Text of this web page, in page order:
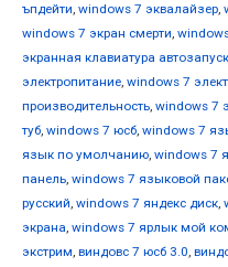
ъпдейти, windows 7 эквалайзер,
windows 7 экран смерти,
экранная клавиатура автозапуск
электропитание, windows 7
производительность, windows 7
туб, windows 7 юсб, windows 7
язык по умолчанию, windows 7
панель, windows 7 языковой
русский, windows 7 яндекс диск,
экрана, windows 7 ярлык мой
экстрим, виндовс 7 юсб 3.0,